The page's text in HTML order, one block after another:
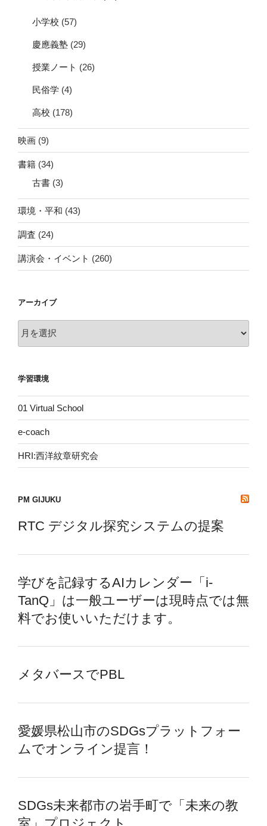
小学校 (57)
慶應義塾 (29)
授業ノート (26)
民俗学 (4)
高校 (178)
映画 (9)
書籍 (34)
古書 (3)
環境・平和 (43)
調査 (24)
講演会・イベント (260)
アーカイブ
ー
ブ
学習環境
01 Virtual School
e-coach
HRI:西洋紋章研究会
PM GIJUKU
RTC デジタル探究システムの提案
学びを記録するAIカレンダー「i-
TanQ」は一般ユーザーは現時点では無
料でお使いいただけます。
メタバースでPBL
愛媛県松山市のSDGsプラットフォー
ムでオンライン提言！
SDGs未来都市の岩手町で「未来の教